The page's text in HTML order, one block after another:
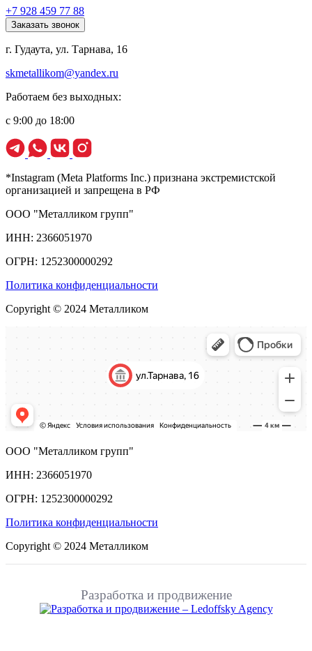
+7 928 459 77 88
Заказать звонок
г. Гудаута, ул. Тарнава, 16
skmetallikom@yandex.ru
Работаем без выходных:
с 9:00 до 18:00
*Instagram (Meta Platforms Inc.) признана экстремистской
организацией и запрещена в РФ
ООО "Металликом групп"
ИНН: 2366051970
ОГРН: 1252300000292
Политика конфиденциальности
Copyright © 2024 Металликом
ООО "Металликом групп"
ИНН: 2366051970
ОГРН: 1252300000292
Политика конфиденциальности
Copyright © 2024 Металликом
Разработка и продвижение